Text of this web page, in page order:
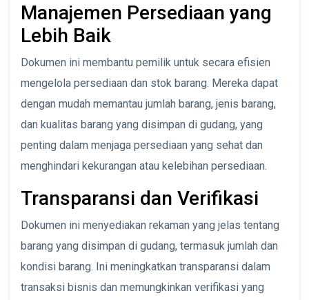
Manajemen Persediaan yang
Lebih Baik
Dokumen ini membantu pemilik untuk secara efisien
mengelola persediaan dan stok barang. Mereka dapat
dengan mudah memantau jumlah barang, jenis barang,
dan kualitas barang yang disimpan di gudang, yang
penting dalam menjaga persediaan yang sehat dan
menghindari kekurangan atau kelebihan persediaan.
Transparansi dan Verifikasi
Dokumen ini menyediakan rekaman yang jelas tentang
barang yang disimpan di gudang, termasuk jumlah dan
kondisi barang. Ini meningkatkan transparansi dalam
transaksi bisnis dan memungkinkan verifikasi yang